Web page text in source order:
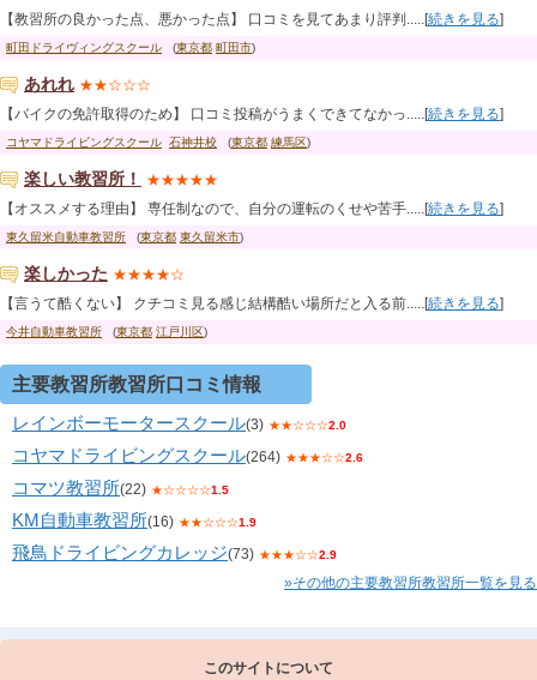
【教習所の良かった点、悪かった点】 口コミを見てあまり評判.....[続きを見る]
町田ドライヴィングスクール (東京都 町田市)
あれれ ★★☆☆☆
【バイクの免許取得のため】 口コミ投稿がうまくできてなかっ.....[続きを見る]
コヤマドライビングスクール 石神井校 (東京都 練馬区)
楽しい教習所！ ★★★★★
【オススメする理由】 専任制なので、自分の運転のくせや苦手.....[続きを見る]
東久留米自動車教習所 (東京都 東久留米市)
楽しかった ★★★★☆
【言うて酷くない】 クチコミ見る感じ結構酷い場所だと入る前.....[続きを見る]
今井自動車教習所 (東京都 江戸川区)
主要教習所教習所口コミ情報
レインボーモータースクール(3) ★★☆☆☆2.0
コヤマドライビングスクール(264) ★★★☆☆2.6
コマツ教習所(22) ★☆☆☆☆1.5
KM自動車教習所(16) ★★☆☆☆1.9
飛鳥ドライビングカレッジ(73) ★★★☆☆2.9
»その他の主要教習所教習所一覧を見る
このサイトについて